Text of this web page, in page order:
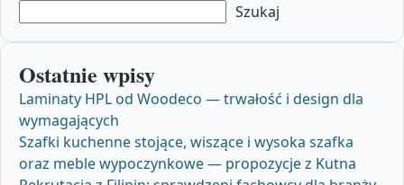
Szukaj
Ostatnie wpisy
Laminaty HPL od Woodeco — trwałość i design dla
wymagających
Szafki kuchenne stojące, wiszące i wysoka szafka
oraz meble wypoczynkowe — propozycje z Kutna